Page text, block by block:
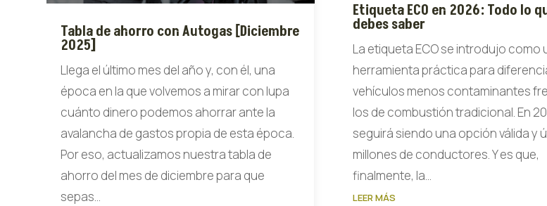
Tabla de ahorro con Autogas [Diciembre
2025]
Llega el último mes del año y, con él, una
época en la que volvemos a mirar con lupa
cuánto dinero podemos ahorrar ante la
avalancha de gastos propia de esta época.
Por eso, actualizamos nuestra tabla de
ahorro del mes de diciembre para que
sepas...
Etiqueta ECO en 2026: Todo lo
debes saber
La etiqueta ECO se introdujo como
herramienta práctica para
vehículos menos contaminantes
los de combustión tradicional. En
seguirá siendo una opción válida y
millones de conductores. Y es que,
finalmente, la...
LEER MÁS